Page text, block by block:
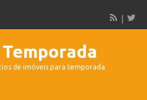
de imóveis para temporada